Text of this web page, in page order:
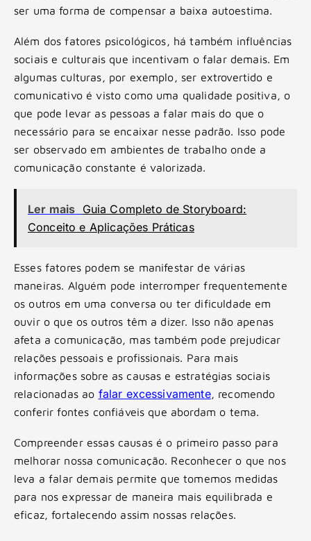
ser uma forma de compensar a baixa autoestima.
Além dos fatores psicológicos, há também influências
sociais e culturais que incentivam o falar demais. Em
algumas culturas, por exemplo, ser extrovertido e
comunicativo é visto como uma qualidade positiva, o
que pode levar as pessoas a falar mais do que o
necessário para se encaixar nesse padrão. Isso pode
ser observado em ambientes de trabalho onde a
comunicação constante é valorizada.
Ler mais Guia Completo de Storyboard:
Conceito e Aplicações Práticas
Esses fatores podem se manifestar de várias
maneiras. Alguém pode interromper frequentemente
os outros em uma conversa ou ter dificuldade em
ouvir o que os outros têm a dizer. Isso não apenas
afeta a comunicação, mas também pode prejudicar
relações pessoais e profissionais. Para mais
informações sobre as causas e estratégias sociais
relacionadas ao falar excessivamente, recomendo
conferir fontes confiáveis que abordam o tema.
Compreender essas causas é o primeiro passo para
melhorar nossa comunicação. Reconhecer o que nos
leva a falar demais permite que tomemos medidas
para nos expressar de maneira mais equilibrada e
eficaz, fortalecendo assim nossas relações.